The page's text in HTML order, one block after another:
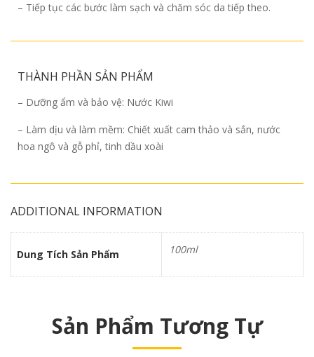
– Tiếp tục các bước làm sạch và chăm sóc da tiếp theo.
THÀNH PHẦN SẢN PHẨM
– Dưỡng ẩm và bảo vệ: Nước Kiwi
– Làm dịu và làm mềm: Chiết xuất cam thảo và sắn, nước
hoa ngô và gỗ phỉ, tinh dầu xoài
ADDITIONAL INFORMATION
Dung Tích Sản Phẩm 100ml
Sản Phẩm Tương Tự